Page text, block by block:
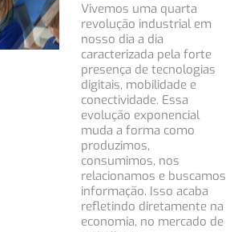
Vivemos uma quarta
revolução industrial em
nosso dia a dia
caracterizada pela forte
presença de tecnologias
digitais, mobilidade e
conectividade. Essa
evolução exponencial
muda a forma como
produzimos,
consumimos, nos
relacionamos e buscamos
informação. Isso acaba
refletindo diretamente na
economia, no mercado de